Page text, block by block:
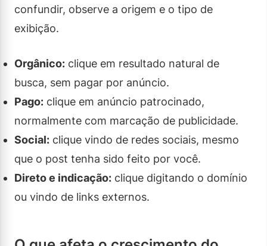
confundir, observe a origem e o tipo de
exibição.
Orgânico: clique em resultado natural de
busca, sem pagar por anúncio.
Pago: clique em anúncio patrocinado,
normalmente com marcação de publicidade.
Social: clique vindo de redes sociais, mesmo
que o post tenha sido feito por você.
Direto e indicação: clique digitando o domínio
ou vindo de links externos.